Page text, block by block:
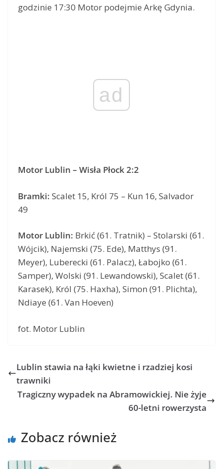
godzinie 17:30 Motor podejmie Arkę Gdynia.
ad
Motor Lublin – Wisła Płock 2:2
Bramki: Scalet 15, Król 75 – Kun 16, Salvador
49
Motor Lublin: Brkić (61. Tratnik) – Stolarski (61.
Wójcik), Najemski (75. Ede), Matthys (91.
Meyer), Luberecki (61. Palacz), Łabojko (61.
Samper), Wolski (91. Lewandowski), Scalet (61.
Karasek), Król (75. Haxha), Simon (91. Plichta),
Ndiaye (61. Van Hoeven)
fot. Motor Lublin
Lublin stawia na łąki kwietne i rzadziej kosi
trawniki
Tragiczny wypadek na Abramowickiej. Nie żyje
60-letni rowerzysta
Zobacz również